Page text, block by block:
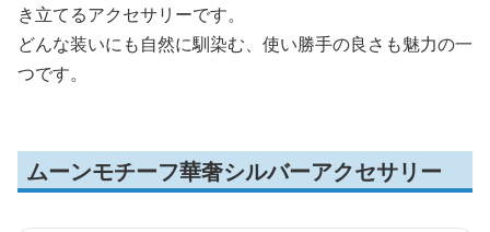
き立てるアクセサリーです。
どんな装いにも自然に馴染む、使い勝手の良さも魅力の一
つです。
ムーンモチーフ華奢シルバーアクセサリー